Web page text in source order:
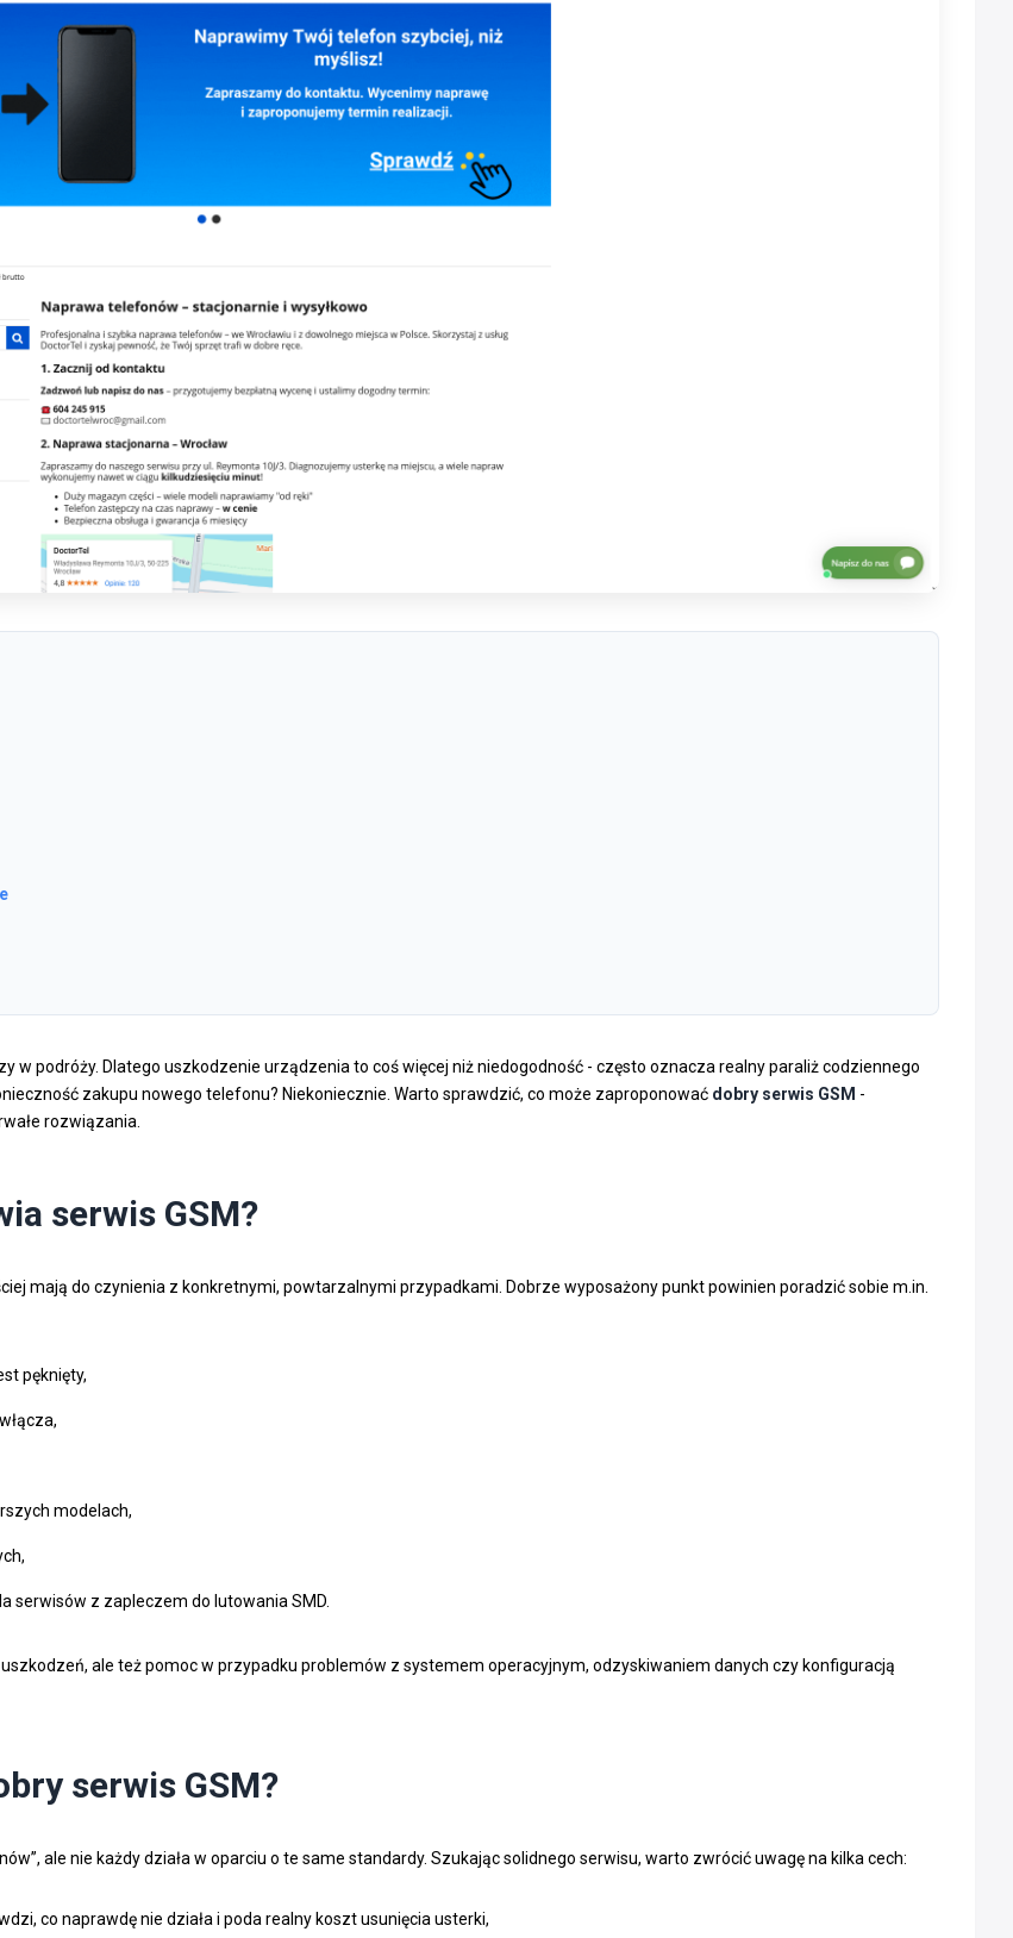
w podróży. Dlatego uszkodzenie urządzenia to coś więcej niż niedogodność - często oznacza realny paraliż codziennego
zakupu nowego telefonu? Niekoniecznie. Warto sprawdzić, co może zaproponować dobry serwis GSM -
rozwiązania.
serwis GSM?
mają do czynienia z konkretnymi, powtarzalnymi przypadkami. Dobrze wyposażony punkt powinien poradzić sobie m.in.
pęknięty,
modelach,
serwisów z zapleczem do lutowania SMD.
ale też pomoc w przypadku problemów z systemem operacyjnym, odzyskiwaniem danych czy konfiguracją
serwis GSM?
ale nie każdy działa w oparciu o te same standardy. Szukając solidnego serwisu, warto zwrócić uwagę na kilka cech:
co naprawdę nie działa i poda realny koszt usunięcia usterki,